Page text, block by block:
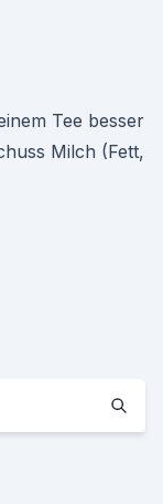
Tee besser
Milch (Fett,